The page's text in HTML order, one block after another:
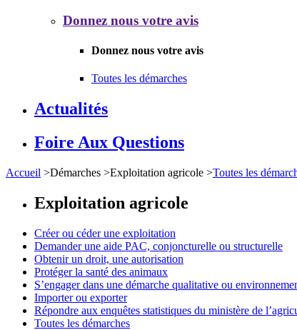
Donnez nous votre avis
Donnez nous votre avis
Toutes les démarches
Actualités
Foire Aux Questions
Accueil >Démarches >Exploitation agricole >Toutes les
Exploitation agricole
Créer ou céder une exploitation
Demander une aide PAC, conjoncturelle ou structurelle
Obtenir un droit, une autorisation
Protéger la santé des animaux
S’engager dans une démarche qualitative ou
Importer ou exporter
Répondre aux enquêtes statistiques du ministère de
Toutes les démarches